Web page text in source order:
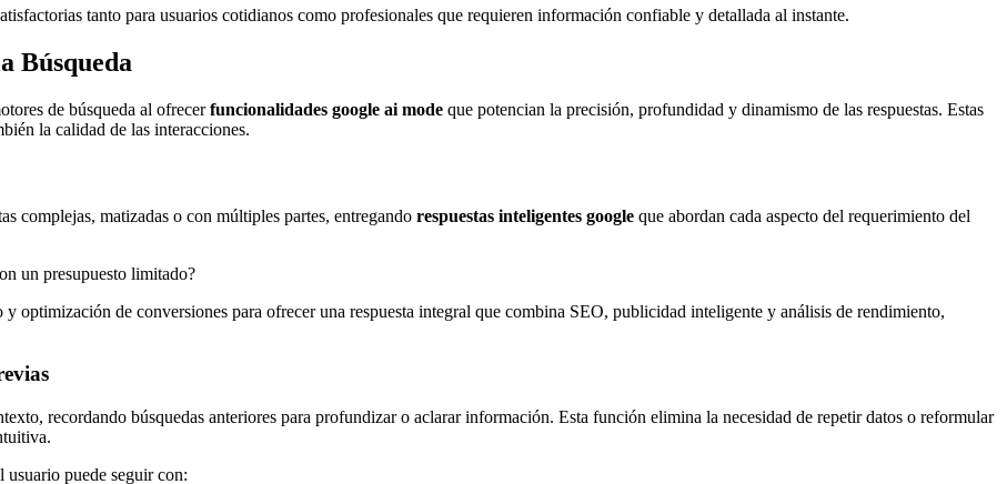
tanto para usuarios cotidianos como profesionales que requieren información confiable y detallada al instante.
Búsqueda
de búsqueda al ofrecerfuncionalidades google ai mode que potencian la precisión, profundidad y dinamismo de las respuestas. Estas
la calidad de las interacciones.
complejas, matizadas o con múltiples partes, entregando respuestas inteligentes google que abordan cada aspecto del requerimiento del
un presupuesto limitado?
optimización de conversiones para ofrecer una respuesta integral que combina SEO, publicidad inteligente y análisis de rendimiento,
recordando búsquedas anteriores para profundizar o aclarar información. Esta función elimina la necesidad de repetir datos o reformular
usuario puede seguir con: